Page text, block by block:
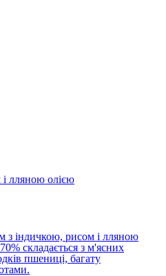
лляною олією
з індичкою, рисом і лляною
складається з м'ясних
пшениці, багату